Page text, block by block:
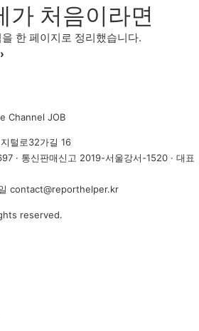
가 처음이라면
한 페이지로 정리했습니다.
Channel JOB
털로32가길 16
· 통신판매신고 2019-서울강서-1520 · 대표
contact@reporthelper.kr
reserved.